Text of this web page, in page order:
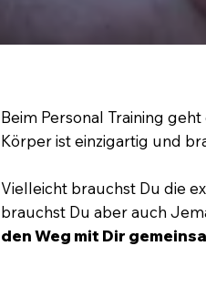
Beim Personal Training
Körper ist einzigartig und
Vielleicht brauchst Du die
brauchst Du aber auch
den Weg mit Dir